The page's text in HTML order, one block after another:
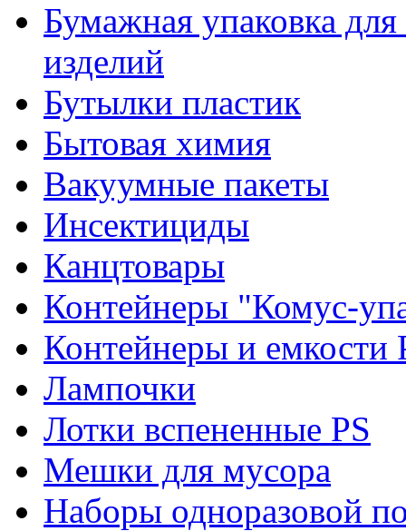
Бумажная упаковка
изделий
Бутылки пластик
Бытовая химия
Вакуумные пакеты
Инсектициды
Канцтовары
Контейнеры "Комус-
Контейнеры и емкости
Лампочки
Лотки вспененные PS
Мешки для мусора
Наборы одноразовой